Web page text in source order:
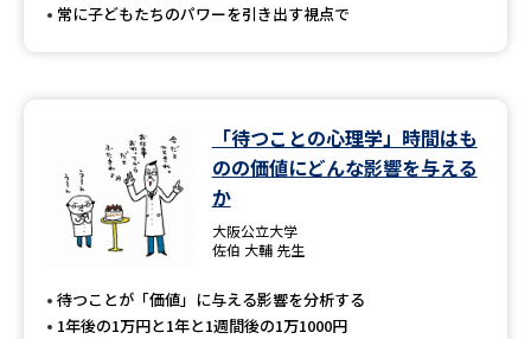
特定商取引表記
テレメール進学カタログ
常に子どもたちのパワーを引き出す視点で
「待つことの心理学」時間はも
のの価値にどんな影響を与える
か
大阪公立大学
佐伯 大輔 先生
待つことが「価値」に与える影響を分析する
1年後の1万円と1年と1週間後の1万1000円